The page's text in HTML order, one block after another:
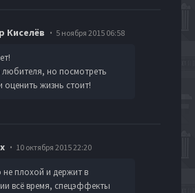
Киселёв 5 ноября 2015 06:58
но посмотреть
оценить жизнь стоит!
10 октября 2015 22:20
плохой и держит в
всё время, спецэффекты